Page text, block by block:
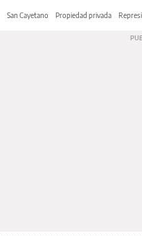
San Cayetano Propiedad privada